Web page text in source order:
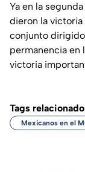
Ya en la
dieron la victoria
conjunto
permanencia en
victoria
Tags
Mexicanos en el